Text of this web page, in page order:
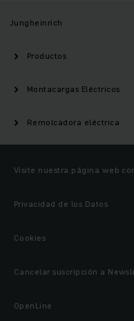
Jungheinrich
Productos
Montacargas Eléctricos
Remolcadora eléctrica
Visite nuestra página web
Privacidad de los Datos
Cookies
Cancelar suscripción a
OpenLine